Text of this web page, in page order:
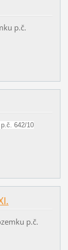
p.č.
642/10
p.č.